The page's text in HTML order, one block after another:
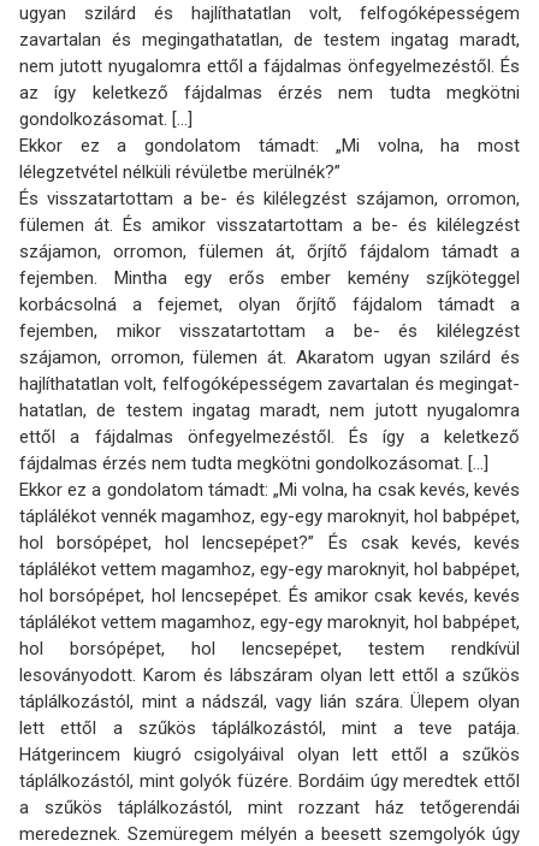
ugyan szilárd és hajlíthatatlan volt, felfogó­képességem
zavartalan és megingathatatlan, de testem ingatag maradt,
nem jutott nyugalomra ettől a fájdalmas önfegyelmezéstől. És
az így keletkező fájdalmas érzés nem tudta megkötni
gondolkozásomat. [...]
Ekkor ez a gondolatom támadt: „Mi volna, ha most
lélegzetvétel nélküli révületbe merülnék?”
És visszatartottam a be- és kilélegzést szájamon, orromon,
fülemen át. És amikor vissza­tar­tottam a be- és kilélegzést
szájamon, orromon, fülemen át, őrjítő fájdalom támadt a
fejemben. Mintha egy erős ember kemény szíjköteggel
korbácsolná a fejemet, olyan őrjítő fájdalom támadt a
fejemben, mikor visszatartottam a be- és kilélegzést
szájamon, orromon, fülemen át. Akaratom ugyan szilárd és
hajlíthatatlan volt, felfogóképességem zavartalan és megingat­
hatatlan, de testem ingatag maradt, nem jutott nyugalomra
ettől a fájdalmas önfegyelmezéstől. És így a keletkező
fájdalmas érzés nem tudta megkötni gondolkozásomat. [...]
Ekkor ez a gondolatom támadt: „Mi volna, ha csak kevés, kevés
táplálékot vennék magam­hoz, egy-egy maroknyit, hol babpépet,
hol borsópépet, hol lencsepépet?” És csak kevés, kevés
táplálékot vettem magamhoz, egy-egy maroknyit, hol babpépet,
hol borsópépet, hol lencsepépet. És amikor csak kevés, kevés
táplálékot vettem magamhoz, egy-egy maroknyit, hol babpépet,
hol borsópépet, hol lencsepépet, testem rendkívül
lesoványodott. Karom és lábszáram olyan lett ettől a szűkös
táplálkozástól, mint a nádszál, vagy lián szára. Ülepem olyan
lett ettől a szűkös táplálkozástól, mint a teve patája.
Hátgerincem kiugró csigolyáival olyan lett ettől a szűkös
táplálkozástól, mint golyók füzére. Bordáim úgy meredtek ettől
a szűkös táplálkozástól, mint rozzant ház tetőgerendái
meredeznek. Szemüregem mélyén a beesett szemgolyók úgy